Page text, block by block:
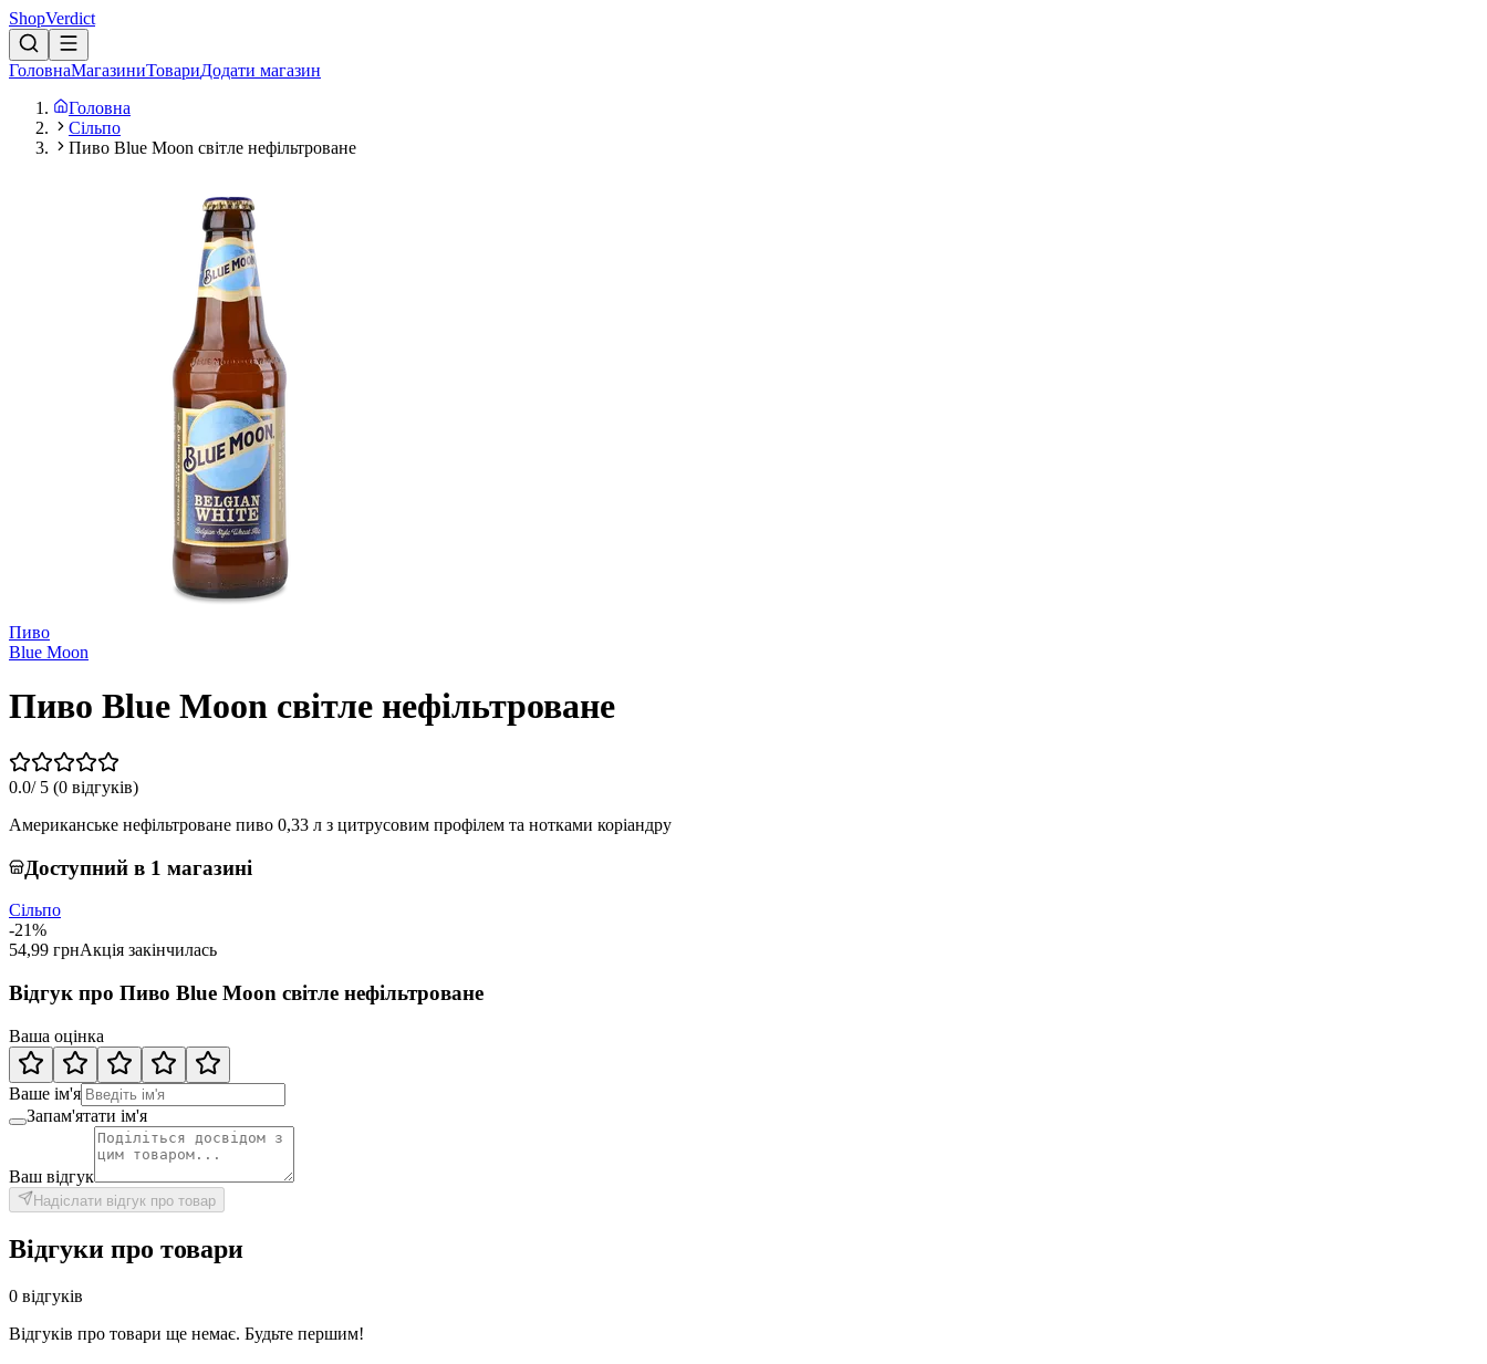
ShopVerdict
ГоловнаМагазиниТовариДодати магазин
Головна
Сільпо
Пиво Blue Moon світле нефільтроване
Пиво
Blue Moon
Пиво Blue Moon світле нефільтроване
0.0/ 5 (0 відгуків)
Американське нефільтроване пиво 0,33 л з цитрусовим профілем та нотками коріандру
Доступний в 1 магазині
Сільпо
-21%
54,99 грнАкція закінчилась
Відгук про Пиво Blue Moon світле нефільтроване
Ваша оцінка
Ваше ім'я
Запам'ятати ім'я
Ваш відгук
Надіслати відгук про товар
Відгуки про товари
0 відгуків
Відгуків про товари ще немає. Будьте першим!